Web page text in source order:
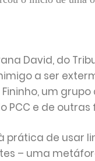
David, do
a ser
um
e de outras
prática de usar
– uma